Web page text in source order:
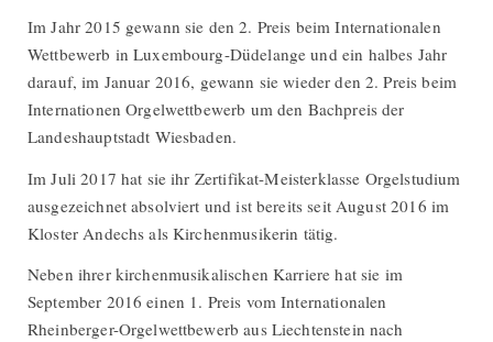
Im Jahr 2015 gewann sie den 2. Preis beim Internationalen
Wettbewerb in Luxembourg-Düdelange und ein halbes Jahr
darauf, im Januar 2016, gewann sie wieder den 2. Preis beim
Internationen Orgelwettbewerb um den Bachpreis der
Landeshauptstadt Wiesbaden.
Im Juli 2017 hat sie ihr Zertifikat-Meisterklasse Orgelstudium
ausgezeichnet absolviert und ist bereits seit August 2016 im
Kloster Andechs als Kirchenmusikerin tätig.
Neben ihrer kirchenmusikalischen Karriere hat sie im
September 2016 einen 1. Preis vom Internationalen
Rheinberger-Orgelwettbewerb aus Liechtenstein nach